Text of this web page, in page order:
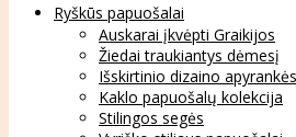
Ryškūs papuošalai
Auskarai įkvėpti Graikijos
Žiedai traukiantys dėmesį
Išskirtinio dizaino apyrankės
Kaklo papuošalų kolekcija
Stilingos segės